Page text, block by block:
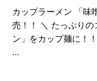
カップラーメン 「味
売！！ ＼ たっぷりの
ン」をカップ麺に！
…